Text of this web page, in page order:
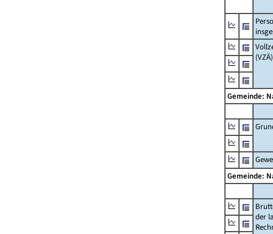
(VZÄ)
Gemeinde:
Gemeinde:
der